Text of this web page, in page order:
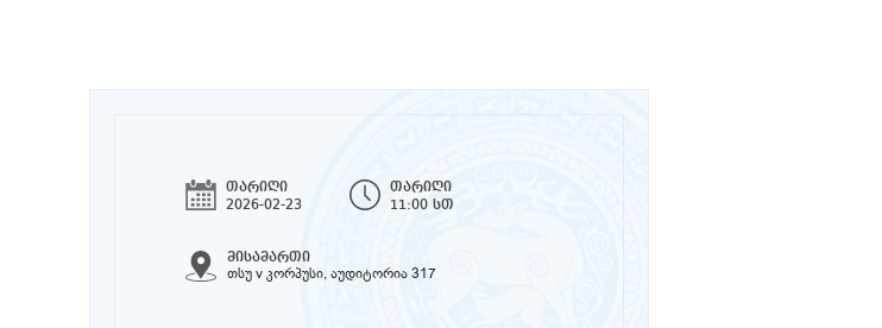
თარიღი
2026-02-23
თარიღი
11:00 სთ
მისამართი
თსუ v კორპუსი, აუდიტორია 317